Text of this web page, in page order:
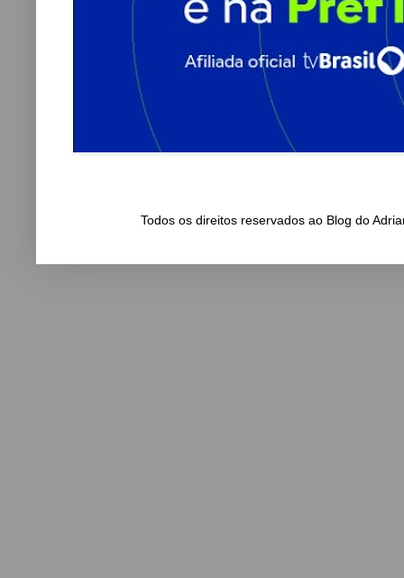
Todos os direitos reservados ao Blog do